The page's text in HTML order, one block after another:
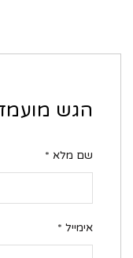
הגש
שם מלא *
אימייל *